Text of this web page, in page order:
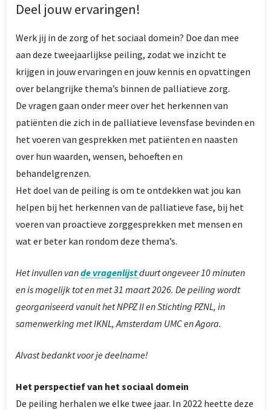
Deel jouw ervaringen!
Werk jij in de zorg of het sociaal domein? Doe dan mee
aan deze tweejaarlijkse peiling, zodat we inzicht te
krijgen in jouw ervaringen en jouw kennis en opvattingen
over belangrijke thema’s binnen de palliatieve zorg.
De vragen gaan onder meer over het herkennen van
patiënten die zich in de palliatieve levensfase bevinden en
het voeren van gesprekken met patiënten en naasten
over hun waarden, wensen, behoeften en
behandelgrenzen.
Het doel van de peiling is om te ontdekken wat jou kan
helpen bij het herkennen van de palliatieve fase, bij het
voeren van proactieve zorggesprekken met mensen en
wat er beter kan rondom deze thema’s.
Het invullen vande vragenlijstduurt ongeveer 10 minuten
en is mogelijk tot en met 31 maart 2026. De peiling wordt
georganiseerd vanuit het NPPZ II en Stichting PZNL, in
samenwerking met IKNL, Amsterdam UMC en Agora.
Alvast bedankt voor je deelname!
Het perspectief van het sociaal domein
De peiling herhalen we elke twee jaar. In 2022 heette deze